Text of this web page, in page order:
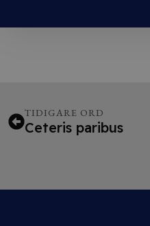
TIDIGARE ORD
Ceteris paribus